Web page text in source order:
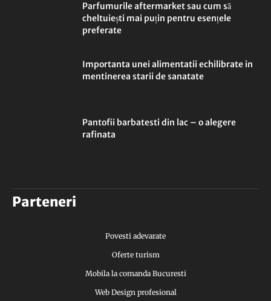
Parfumurile aftermarket sau cum să
cheltuiești mai puțin pentru esențele
preferate
Importanta unei alimentatii echilibrate in
mentinerea starii de sanatate
Pantofii barbatesti din lac – o alegere
rafinata
Parteneri
Povesti adevarate
Oferte turism
Mobila la comanda Bucuresti
Web Design profesional